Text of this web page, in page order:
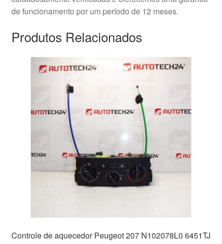
de funcionamento por um período de 12 meses.
Produtos Relacionados
Controle de aquecedor Peugeot 207 N102078L0 6451TJ